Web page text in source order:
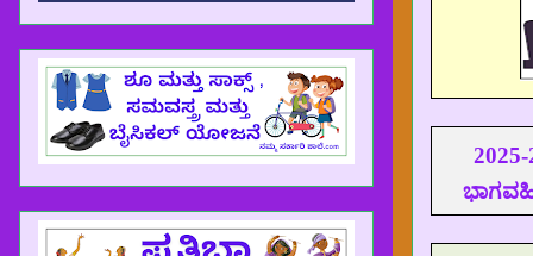
2025-